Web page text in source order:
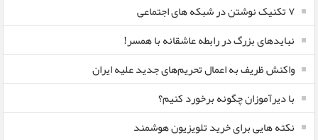
۷ تکنیک نوشتن در شبکه های اجتماعی
نبایدهای بزرگ در رابطه عاشقانه با همسر!
واکنش ظریف به اعمال تحریم‌های جدید علیه ایران
با دیرآموزان چگونه برخورد کنیم؟
نکته هایی برای خرید تلویزیون هوشمند